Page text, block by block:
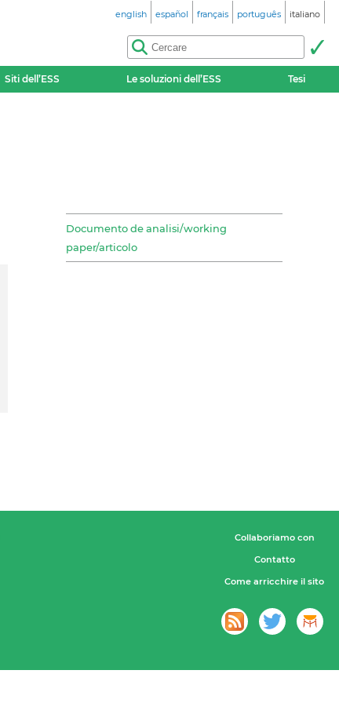
english español français português italiano
Siti dell’ESS Le soluzioni dell’ESS Tesi
Documento de analisi/working
paper/articolo
Collaboriamo con
Contatto
Come arricchire il sito